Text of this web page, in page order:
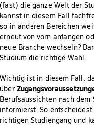
(fast) die ganze Welt der
kannst in diesem Fall
so in anderen Bereichen
erneut von vorn anfangen
neue Branche wechseln?
Studium die richtige Wahl.
Wichtig ist in diesem Fall,
über
Berufsaussichten nach dem
informierst. So
richtigen Studiengang und